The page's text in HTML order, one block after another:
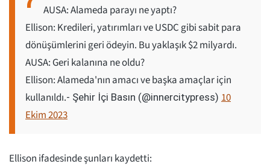
AUSA: Alameda parayı ne yaptı?
Ellison: Kredileri, yatırımları ve USDC gibi sabit para
dönüşümlerini geri ödeyin. Bu yaklaşık $2 milyardı.
AUSA: Geri kalanına ne oldu?
Ellison: Alameda'nın amacı ve başka amaçlar için
kullanıldı.- Şehir İçi Basın (@innercitypress) 10
Ekim 2023
Ellison ifadesinde şunları kaydetti: